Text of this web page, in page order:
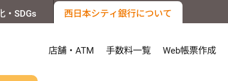
・SDGs 西日本シティ銀行について
店舗・ATM 手数料一覧 Web帳票作成